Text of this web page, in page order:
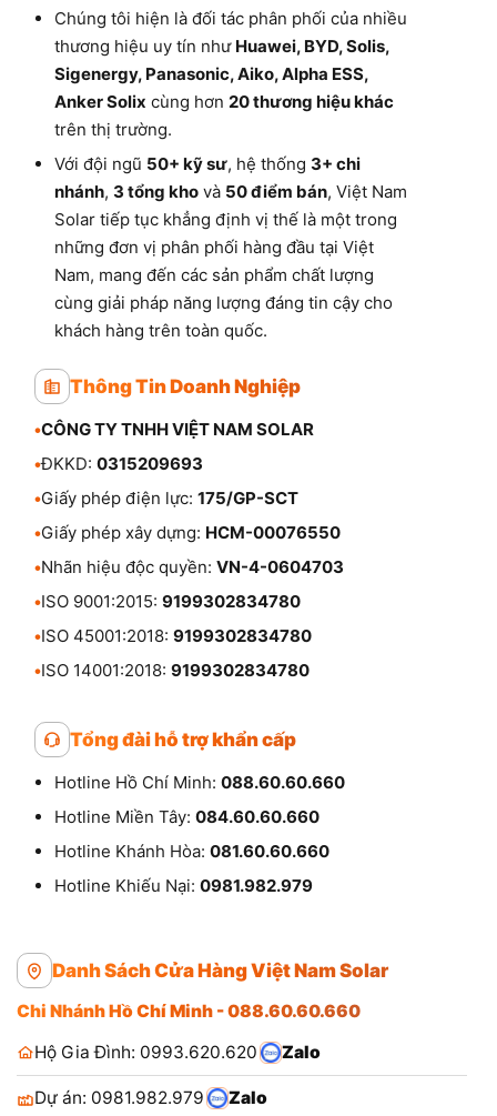
Chúng tôi hiện là đối tác phân phối của nhiều
thương hiệu uy tín như Huawei, BYD, Solis,
Sigenergy, Panasonic, Aiko, Alpha ESS,
Anker Solix cùng hơn 20 thương hiệu khác
trên thị trường.
Với đội ngũ 50+ kỹ sư, hệ thống 3+ chi
nhánh, 3 tổng kho và 50 điểm bán, Việt Nam
Solar tiếp tục khẳng định vị thế là một trong
những đơn vị phân phối hàng đầu tại Việt
Nam, mang đến các sản phẩm chất lượng
cùng giải pháp năng lượng đáng tin cậy cho
khách hàng trên toàn quốc.
Thông Tin Doanh Nghiệp
•CÔNG TY TNHH VIỆT NAM SOLAR
•ĐKKD: 0315209693
•Giấy phép điện lực: 175/GP-SCT
•Giấy phép xây dựng: HCM-00076550
•Nhãn hiệu độc quyền: VN-4-0604703
•ISO 9001:2015: 9199302834780
•ISO 45001:2018: 9199302834780
•ISO 14001:2018: 9199302834780
Tổng đài hỗ trợ khẩn cấp
Hotline Hồ Chí Minh: 088.60.60.660
Hotline Miền Tây: 084.60.60.660
Hotline Khánh Hòa: 081.60.60.660
Hotline Khiếu Nại: 0981.982.979
Danh Sách Cửa Hàng Việt Nam Solar
Chi Nhánh Hồ Chí Minh - 088.60.60.660
Hộ Gia Đình: 0993.620.620
Zalo
Dự án: 0981.982.979 Zalo